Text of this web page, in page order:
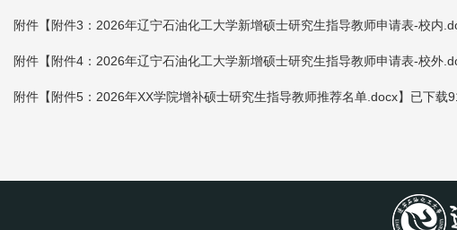
附件【 附件3：2026年辽宁石油化工大学新增硕士研究生指导教师申请表-校内
附件【 附件4：2026年辽宁石油化工大学新增硕士研究生指导教师申请表-校外
附件【 附件5：2026年XX学院增补硕士研究生指导教师推荐名单.docx】已下载